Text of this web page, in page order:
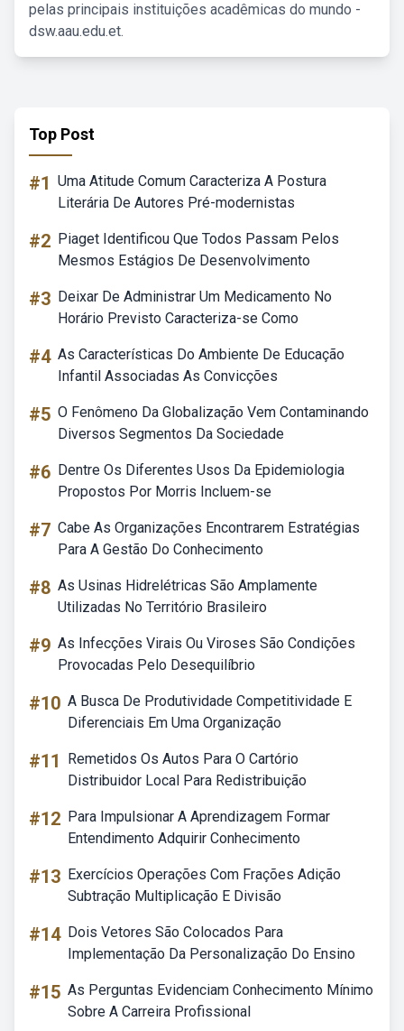
pelas principais instituições acadêmicas do mundo -
dsw.aau.edu.et.
Top Post
#1 Uma Atitude Comum Caracteriza A Postura
Literária De Autores Pré-modernistas
#2 Piaget Identificou Que Todos Passam Pelos
Mesmos Estágios De Desenvolvimento
#3 Deixar De Administrar Um Medicamento No
Horário Previsto Caracteriza-se Como
#4 As Características Do Ambiente De Educação
Infantil Associadas As Convicções
#5 O Fenômeno Da Globalização Vem Contaminando
Diversos Segmentos Da Sociedade
#6 Dentre Os Diferentes Usos Da Epidemiologia
Propostos Por Morris Incluem-se
#7 Cabe As Organizações Encontrarem Estratégias
Para A Gestão Do Conhecimento
#8 As Usinas Hidrelétricas São Amplamente
Utilizadas No Território Brasileiro
#9 As Infecções Virais Ou Viroses São Condições
Provocadas Pelo Desequilíbrio
#10 A Busca De Produtividade Competitividade E
Diferenciais Em Uma Organização
#11
Remetidos Os Autos Para O Cartório
Distribuidor Local Para Redistribuição
#12 Para Impulsionar A Aprendizagem Formar
Entendimento Adquirir Conhecimento
#13 Exercícios Operações Com Frações Adição
Subtração Multiplicação E Divisão
#14 Dois Vetores São Colocados Para
Implementação Da Personalização Do Ensino
#15 As Perguntas Evidenciam Conhecimento Mínimo
Sobre A Carreira Profissional